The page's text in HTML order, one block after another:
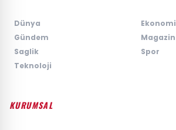
Dünya
Ekonomi
Gündem
Magazin
Saglik
Spor
Teknoloji
KURUMSAL